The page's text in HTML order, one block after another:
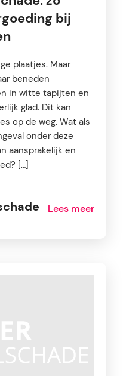
bij
plaatjes. Maar
beneden
in witte tapijten en
glad. Dit kan
op de weg. Wat als
onder deze
aansprakelijk en
[…]
Lees meer